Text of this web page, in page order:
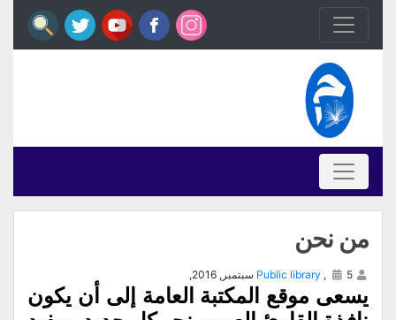
من نحن
Public library , 5 سبتمبر, 2016,
يسعى موقع المكتبة العامة إلى أن يكون